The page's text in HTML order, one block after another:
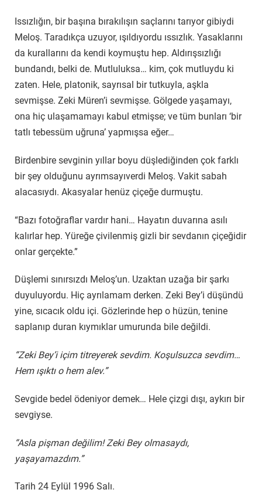
Issızlığın, bir başına bırakılışın saçlarını tarıyor gibiydi
Meloş. Taradıkça uzuyor, ışıldıyordu ıssızlık. Yasaklarını
da kurallarını da kendi koymuştu hep. Aldırışsızlığı
bundandı, belki de. Mutluluksa… kim, çok mutluydu ki
zaten. Hele, platonik, sayrısal bir tutkuyla, aşkla
sevmişse. Zeki Müren’i sevmişse. Gölgede yaşamayı,
ona hiç ulaşamamayı kabul etmişse; ve tüm bunları ‘bir
tatlı tebessüm uğruna’ yapmışsa eğer…
Birdenbire sevginin yıllar boyu düşlediğinden çok farklı
bir şey olduğunu ayrımsayıverdi Meloş. Vakit sabah
alacasıydı. Akasyalar henüz çiçeğe durmuştu.
“Bazı fotoğraflar vardır hani… Hayatın duvarına asılı
kalırlar hep. Yüreğe çivilenmiş gizli bir sevdanın çiçeğidir
onlar gerçekte.”
Düşlemi sınırsızdı Meloş’un. Uzaktan uzağa bir şarkı
duyuluyordu. Hiç ayrılamam derken. Zeki Bey’i düşündü
yine, sıcacık oldu içi. Gözlerinde hep o hüzün, tenine
saplanıp duran kıymıklar umurunda bile değildi.
“Zeki Bey’i içim titreyerek sevdim. Koşulsuzca sevdim…
Hem ışıktı o hem alev.”
Sevgide bedel ödeniyor demek… Hele çizgi dışı, aykırı bir
sevgiyse.
“Asla pişman değilim! Zeki Bey olmasaydı,
yaşayamazdım.”
Tarih 24 Eylül 1996 Salı.